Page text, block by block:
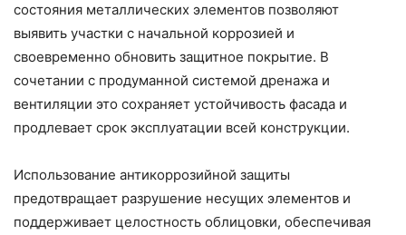
состояния металлических элементов позволяют
выявить участки с начальной коррозией и
своевременно обновить защитное покрытие. В
сочетании с продуманной системой дренажа и
вентиляции это сохраняет устойчивость фасада и
продлевает срок эксплуатации всей конструкции.
Использование антикоррозийной защиты
предотвращает разрушение несущих элементов и
поддерживает целостность облицовки, обеспечивая